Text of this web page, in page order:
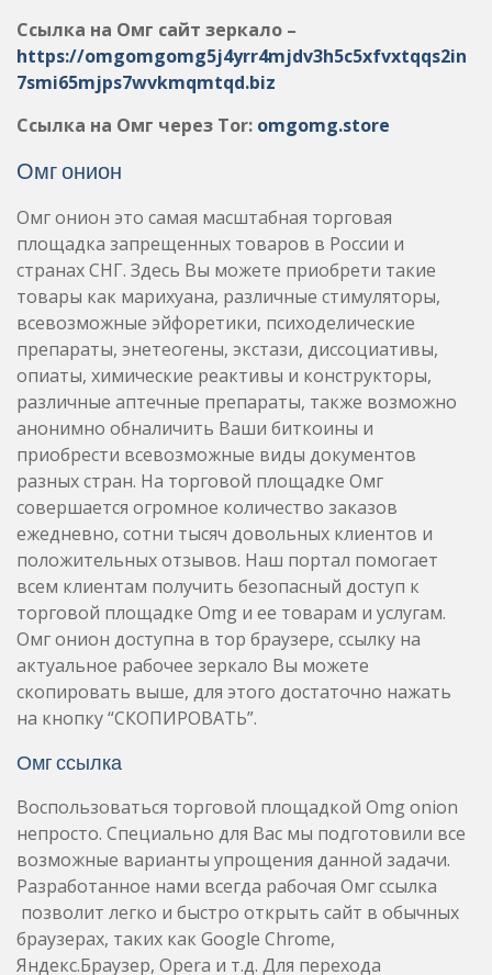
Ссылка на Омг сайт зеркало –
https://omgomgomg5j4yrr4mjdv3h5c5xfvxtqqs2in
7smi65mjps7wvkmqmtqd.biz
Ссылка на Омг через Tor: omgomg.store
Омг онион
Омг онион это самая масштабная торговая
площадка запрещенных товаров в России и
странах СНГ. Здесь Вы можете приобрети такие
товары как марихуана, различные стимуляторы,
всевозможные эйфоретики, психоделические
препараты, энетеогены, экстази, диссоциативы,
опиаты, химические реактивы и конструкторы,
различные аптечные препараты, также возможно
анонимно обналичить Ваши биткоины и
приобрести всевозможные виды документов
разных стран. На торговой площадке Омг
совершается огромное количество заказов
ежедневно, сотни тысяч довольных клиентов и
положительных отзывов. Наш портал помогает
всем клиентам получить безопасный доступ к
торговой площадке Omg и ее товарам и услугам.
Омг онион доступна в тор браузере, ссылку на
актуальное рабочее зеркало Вы можете
скопировать выше, для этого достаточно нажать
на кнопку “СКОПИРОВАТЬ”.
Омг ссылка
Воспользоваться торговой площадкой Omg onion
непросто. Специально для Вас мы подготовили все
возможные варианты упрощения данной задачи.
Разработанное нами всегда рабочая Омг ссылка
позволит легко и быстро открыть сайт в обычных
браузерах, таких как Google Chrome,
Яндекс.Браузер, Opera и т.д. Для перехода